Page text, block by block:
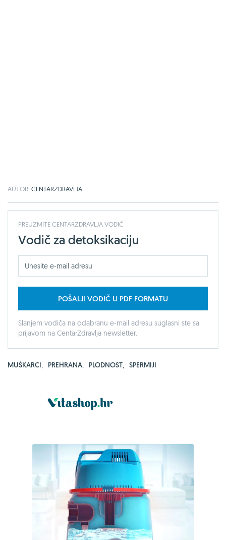
AUTOR: CENTARZDRAVLJA
PREUZMITE CENTARZDRAVLJA VODIČ
Vodič za detoksikaciju
POŠALJI VODIČ U PDF FORMATU
Slanjem vodiča na odabranu e-mail adresu suglasni ste sa
prijavom na CentarZdravlja newsletter.
MUŠKARCI, PREHRANA, PLODNOST, SPERMIJI